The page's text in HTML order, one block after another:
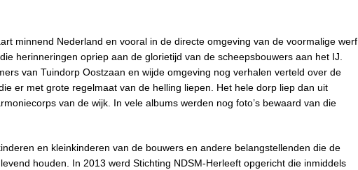
minnend Nederland en vooral in de directe omgeving van de voormalige werf
herinneringen opriep aan de glorietijd van de scheepsbouwers aan het IJ.
van Tuindorp Oostzaan en wijde omgeving nog verhalen verteld over de
er met grote regelmaat van de helling liepen. Het hele dorp liep dan uit
van de wijk. In vele albums werden nog foto’s bewaard van die
en kleinkinderen van de bouwers en andere belangstellenden die de
houden. In 2013 werd Stichting NDSM-Herleeft opgericht die inmiddels